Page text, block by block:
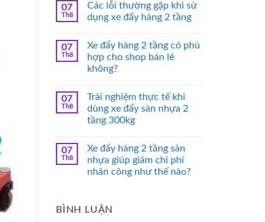
07
Th8
Các lỗi thường gặp khi sử
dụng xe đẩy hàng 2 tầng
07
Th8
Xe đẩy hàng 2 tầng có phù
hợp cho shop bán lẻ
không?
07
Th8
Trải nghiệm thực tế khi
dùng xe đẩy sàn nhựa 2
tầng 300kg
07
Th8
Xe đẩy hàng 2 tầng sàn
nhựa giúp giảm chi phí
nhân công như thế nào?
BÌNH LUẬN